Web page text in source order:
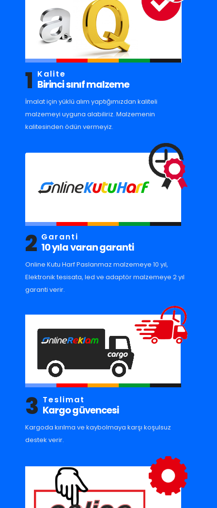
1 Kalite
Birinci sınıf malzeme
İmalat için yüklü alım yaptığımızdan kaliteli
malzemeyi uyguna alabiliriz. Malzemenin
kalitesinden ödün vermeyiz.
2 Garanti
10 yıla varan garanti
Online Kutu Harf Paslanmaz malzemeye 10 yıl,
Elektronik tesisata, led ve adaptör malzemeye 2 yıl
garanti verir.
3 Teslimat
Kargo güvencesi
Kargoda kırılma ve kaybolmaya karşı koşulsuz
destek verir.